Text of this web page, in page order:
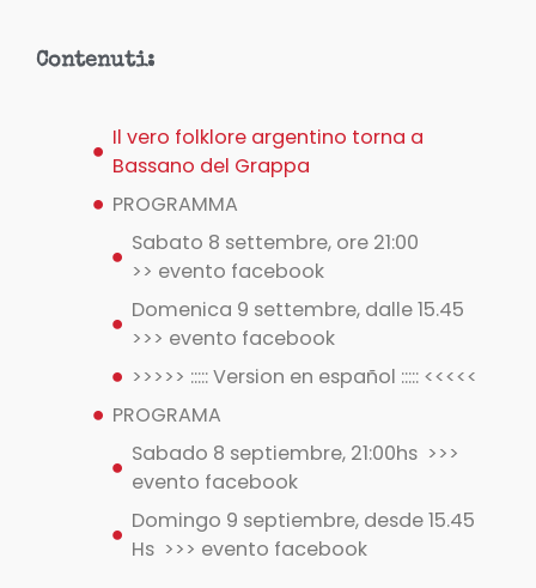
Contenuti:
Il vero folklore argentino torna a
Bassano del Grappa
PROGRAMMA
Sabato 8 settembre, ore 21:00
>> evento facebook
Domenica 9 settembre, dalle 15.45
>>> evento facebook
>>>>> ::::: Version en español ::::: <<<<<
PROGRAMA
Sabado 8 septiembre, 21:00hs >>>
evento facebook
Domingo 9 septiembre, desde 15.45
Hs >>> evento facebook